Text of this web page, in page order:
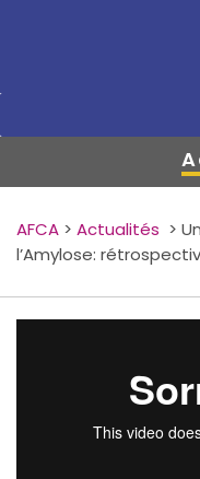
AFCA > Actualités >
l’Amylose: